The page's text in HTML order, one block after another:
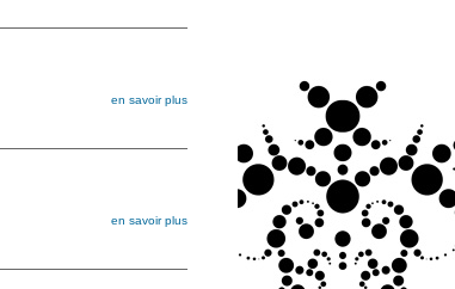
en savoir plus
en savoir plus